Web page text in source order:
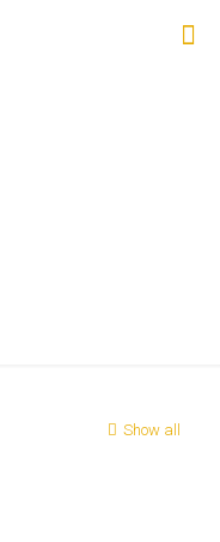
Show all